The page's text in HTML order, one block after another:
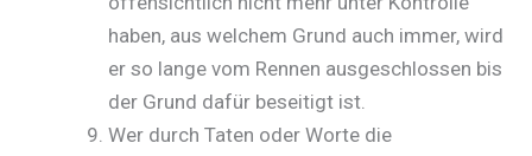
haben, aus welchem Grund auch immer, wird
er so lange vom Rennen ausgeschlossen bis
der Grund dafür beseitigt ist.
Wer durch Taten oder Worte die